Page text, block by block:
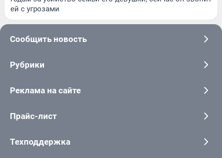
ей с угрозами
Сообщить новость
Рубрики
Реклама на сайте
Прайс-лист
Техподдержка